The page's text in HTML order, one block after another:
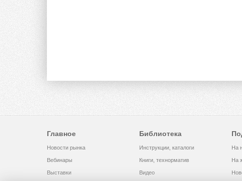
Главное
Новости рынка
Вебинары
Выставки
Библиотека
Инструкции, каталоги
Книги, технорматив
Видео
На
На